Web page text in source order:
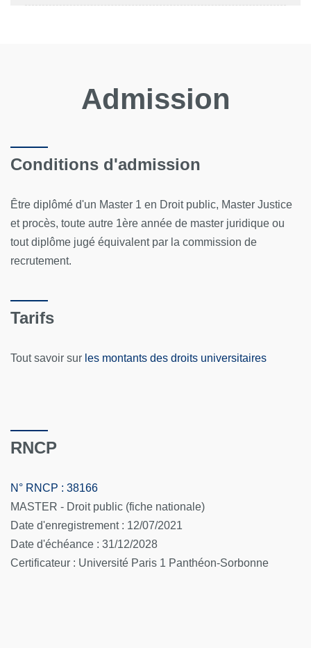
Admission
Conditions d'admission
Être diplômé d'un Master 1 en Droit public, Master Justice
et procès, toute autre 1ère année de master juridique ou
tout diplôme jugé équivalent par la commission de
recrutement.
Tarifs
Tout savoir sur les montants des droits universitaires
RNCP
N° RNCP : 38166
MASTER - Droit public (fiche nationale)
Date d'enregistrement : 12/07/2021
Date d'échéance : 31/12/2028
Certificateur : Université Paris 1 Panthéon-Sorbonne